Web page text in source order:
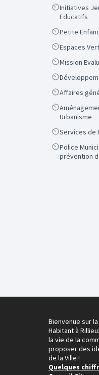
Scope
Initiatives Jeunes et Dispositifs
Educatifs
ScopePetite
ScopeEspaces
ScopeMission
Scope
ScopeAffaires
Scope
Aménagements-Habitat-
Urbanisme
ScopeServices
Scope
Police Municipale / Sécurité et
prévention
Bienvenue sur
Habitant à
la vie de la
proposer des
de la Ville !
Quelques